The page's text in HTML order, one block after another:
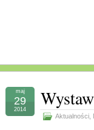
Aktualności
maj
29
2014